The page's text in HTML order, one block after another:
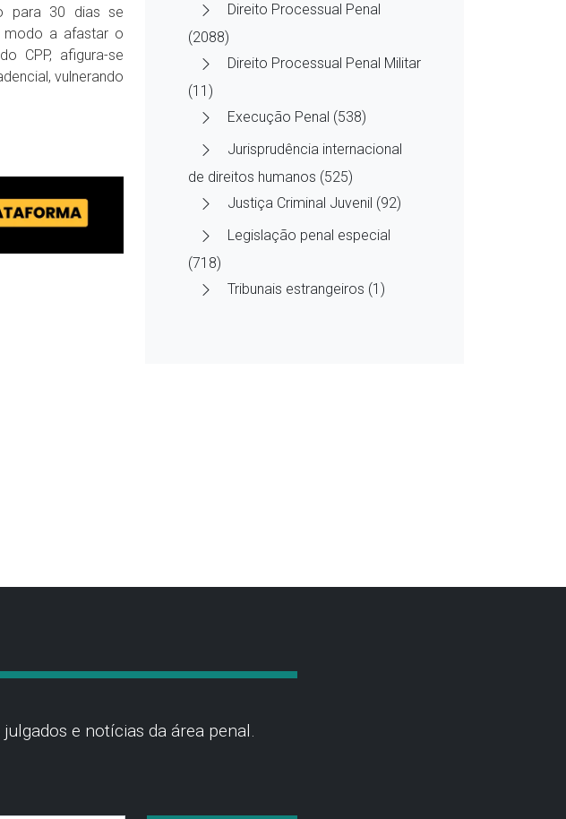
para 30 dias se
modo a afastar o
CPP, afigura-se
vulnerando
Direito Processual Penal
(2088)
Direito Processual Penal Militar
(11)
Execução Penal (538)
Jurisprudência internacional
de direitos humanos (525)
Justiça Criminal Juvenil (92)
Legislação penal especial
(718)
Tribunais estrangeiros (1)
e notícias da área penal.